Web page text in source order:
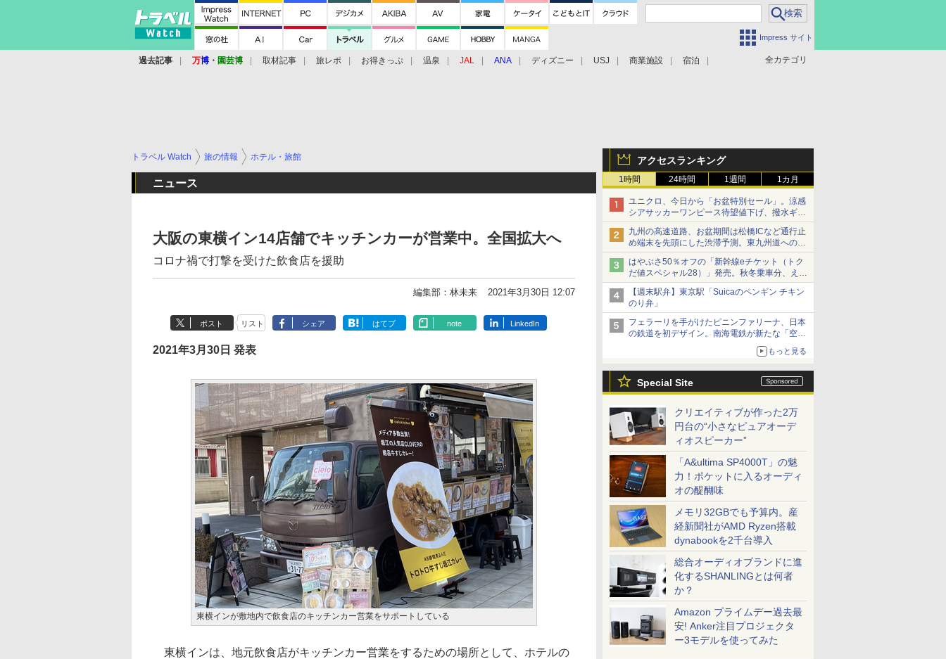
Impress サイト
全カテゴリ
過去記事 万博 ・ 園芸博 取材記事 旅レポ お得きっぷ 温泉 JAL ANA ディズニー USJ 商業施設 宿泊
アクセスランキング
1時間 24時間 1週間 1カ月
ユニクロ、今日から「お盆特別セール」。涼感
シアサッカーワンピース待望値下げ、撥水ギア
ショーツは1990円に
九州の高速道路、お盆期間は松橋ICなど通行止
め端末を先頭にした渋滞予測。東九州道への迂
回は料金調整を実施
はやぶさ50％オフの「新幹線eチケット（トク
だ値スペシャル28）」発売。秋冬乗車分、えき
ねっと限定
【週末駅弁】東京駅「Suicaのペンギン チキン
のり弁」
フェラーリを手がけたピニンファリーナ、日本
の鉄道を初デザイン。南海電鉄が新たな「空港
もっと見る
Special Site
クリエイティブが作った2万
円台の“小さなピュアオーデ
ィオスピーカー”
「A&ultima SP4000T」の魅
力！ポケットに入るオーディ
オの醍醐味
メモリ32GBでも予算内。産
経新聞社がAMD Ryzen搭載
dynabookを2千台導入
総合オーディオブランドに進
化するSHANLINGとは何者
か？
Amazon プライムデー過去最
安! Anker注目プロジェクタ
ー3モデルを使ってみた
トラベル Watch 旅の情報 ホテル・旅館
ニュース
大阪の東横イン14店舗でキッチンカーが営業中。全国拡大へ
コロナ禍で打撃を受けた飲食店を援助
編集部：林未来 2021年3月30日 12:07
ポスト リスト シェア はてブ note LinkedIn
2021年3月30日 発表
東横インが敷地内で飲食店のキッチンカー営業をサポートしている
東横インは、地元飲食店がキッチンカー営業をするための場所として、ホテルの